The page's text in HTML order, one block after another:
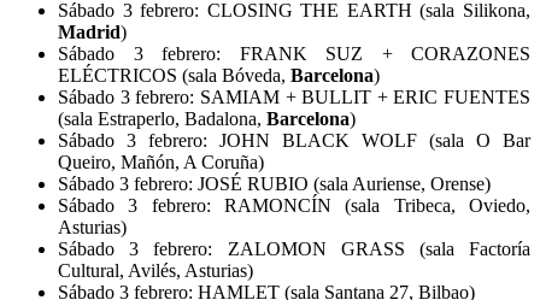
Sábado 3 febrero: CLOSING THE EARTH (sala Silikona,
Madrid)
Sábado 3 febrero: FRANK SUZ + CORAZONES
ELÉCTRICOS (sala Bóveda, Barcelona)
Sábado 3 febrero: SAMIAM + BULLIT + ERIC FUENTES
(sala Estraperlo, Badalona, Barcelona)
Sábado 3 febrero: JOHN BLACK WOLF (sala O Bar
Queiro, Mañón, A Coruña)
Sábado 3 febrero: JOSÉ RUBIO (sala Auriense, Orense)
Sábado 3 febrero: RAMONCÍN (sala Tribeca, Oviedo,
Asturias)
Sábado 3 febrero: ZALOMON GRASS (sala Factoría
Cultural, Avilés, Asturias)
Sábado 3 febrero: HAMLET (sala Santana 27, Bilbao)